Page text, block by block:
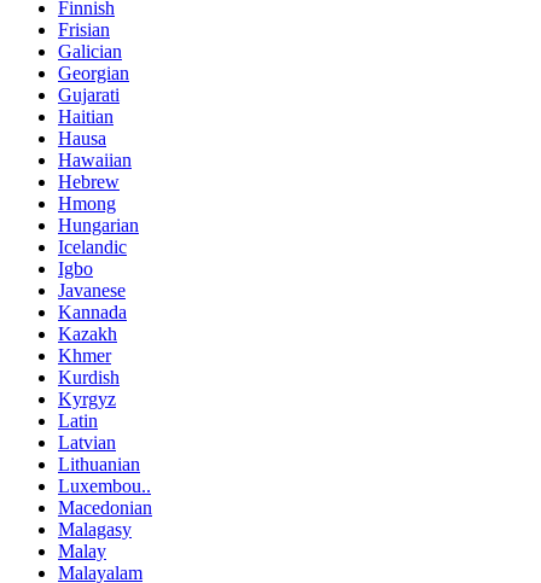
Finnish
Frisian
Galician
Georgian
Gujarati
Haitian
Hausa
Hawaiian
Hebrew
Hmong
Hungarian
Icelandic
Igbo
Javanese
Kannada
Kazakh
Khmer
Kurdish
Kyrgyz
Latin
Latvian
Lithuanian
Luxembou..
Macedonian
Malagasy
Malay
Malayalam